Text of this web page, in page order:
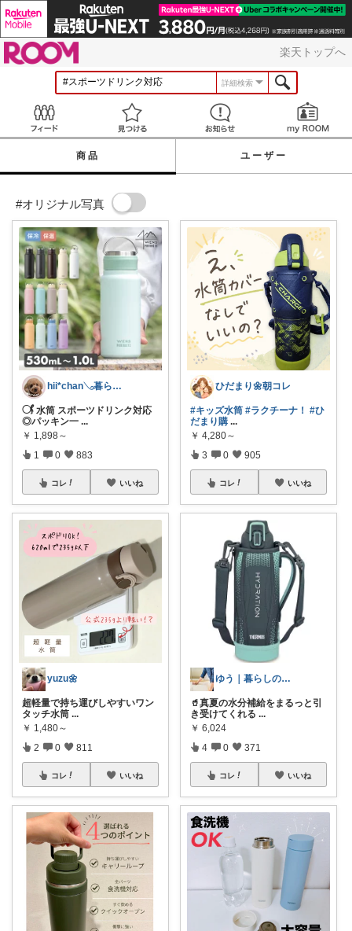
楽天トップへ
詳細検索
見つける お知らせ
商品 ユーザー
#オリジナル写真
hii*chan𓂅暮らしと子ども
𓋜 水筒 スポーツドリンク対応
◎パッキン一 ...
￥ 1,898～
1 0 883
コレ いいね
yuzu🌼
超軽量で持ち運びしやすいワン
タッチ水筒 ...
￥ 1,480～
2 0 811
コレ いいね
ひだまり🌼朝コレ
#キッズ水筒 #ラクチーナ！ #ひ
だまり購 ...
￥ 4,280～
3 0 905
コレ いいね
ゆう｜暮らしのお得術
🥤真夏の水分補給をまるっと引
き受けてくれる ...
￥ 6,024
4 0 371
コレ いいね